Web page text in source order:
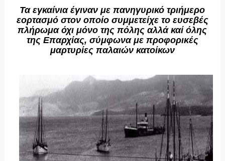
Τα εγκαίνια έγιναν με πανηγυρικό τριήμερο
εορτασμό στον οποίο συμμετείχε το ευσεβές
πλήρωμα όχι μόνο της πόλης αλλά καί όλης
της Επαρχίας, σύμφωνα με προφορικές
μαρτυρίες παλαιών κατοίκων